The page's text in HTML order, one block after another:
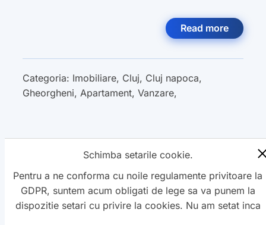
Read more
Categoria: Imobiliare, Cluj, Cluj napoca,
Gheorgheni, Apartament, Vanzare,
1 2 3 4 5
Schimba setarile cookie.
Pentru a ne conforma cu noile regulamente privitoare la
GDPR, suntem acum obligati de lege sa va punem la
dispozitie setari cu privire la cookies. Nu am setat inca